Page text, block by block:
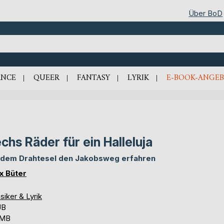
Über BoD
QUEER FANTASY LYRIK E-BOOK-
Räder für ein Halleluja
Drahtesel den Jakobsweg erfahren
Büter
& Lyrik